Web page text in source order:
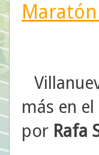
más en
por Rafa